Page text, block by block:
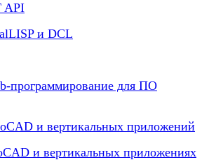
API
и DCL
программирование для ПО
и вертикальных приложений
и вертикальных приложениях